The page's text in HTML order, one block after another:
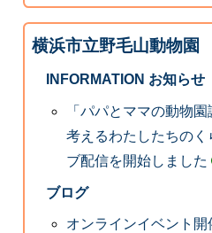
横浜市立野毛山動物園
INFORMATION お知らせ
「パパとママの動物
考えるわたしたちのく
ブ配信を開始しました
ブログ
オンラインイベント